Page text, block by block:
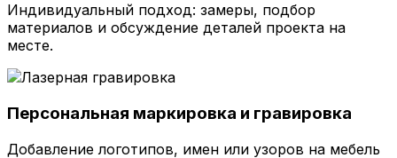
Индивидуальный подход: замеры, подбор
материалов и обсуждение деталей проекта на
месте.
Персональная маркировка и гравировка
Добавление логотипов, имен или узоров на мебель